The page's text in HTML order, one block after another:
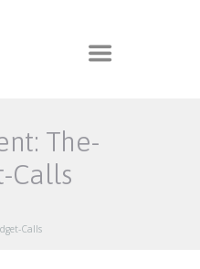
The-
Calls
Calls